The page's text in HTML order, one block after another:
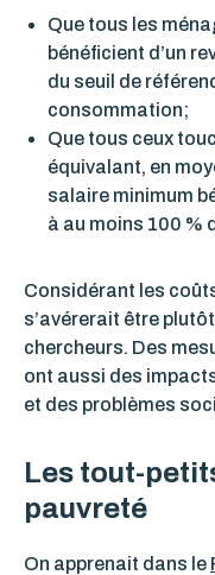
Que tous les
bénéficient d’un
du seuil de
consommation;
Que tous ceux
équivalant, en
salaire minimum
à au moins 100 %
Considérant les
s’avérerait être
chercheurs. Des
ont aussi des
et des problèmes
Les tout-
pauvreté
On apprenait dans le